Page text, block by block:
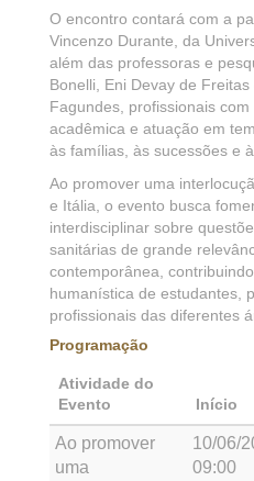
O encontro contará com a
Vincenzo Durante, da
além das professoras e
Bonelli, Eni Devay de
Fagundes, profissionais
acadêmica e atuação em
às famílias, às sucessões e
Ao promover uma
e Itália, o evento busca
interdisciplinar sobre
sanitárias de grande
contemporânea,
humanística de estudantes,
profissionais das diferentes
Programação
Atividade do
Evento
Início
Ao promover
uma
10/06/
09:00